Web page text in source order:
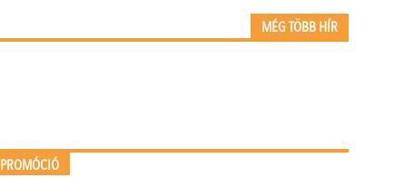
MÉG TÖBB HÍR
PROMÓCIÓ